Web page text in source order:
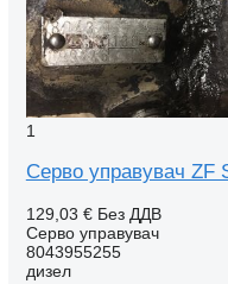
1
Серво управувач ZF
129,03 € Без ДДВ
Серво управувач
8043955255
дизел